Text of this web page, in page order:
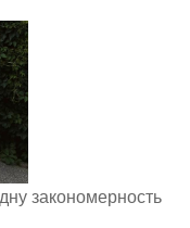
закономерность